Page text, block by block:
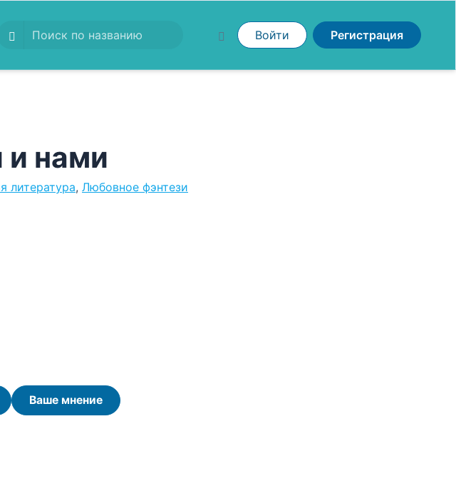
Войти Регистрация
нами
литература, Любовное фэнтези
Ваше мнение